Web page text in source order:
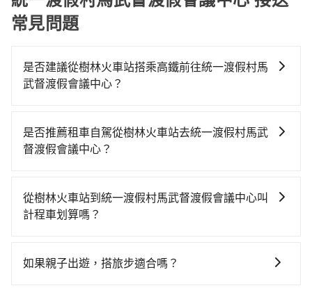
常見問題
是否建議從樹林火車站搭乘高鐵前往統一渡假村馬
武督渡假會議中心？
議中心，高鐵較貴、費時、轉車麻煩！從最早06:34一直
到23:08，板橋-新竹一天最多有61班次高鐵可搭乘。假
高鐵站後，步行進站、現場購票並於月台排隊的時間約
20分鐘，再乘坐22~26分鐘（平均25分）的高鐵從板橋
費800元後，抵達統一渡假村馬武督渡假會議中心 (新竹
是否推薦租車自駕從樹林火車站去統一渡假村馬武
督渡假會議中心？
對的時間彈性，最重要的是你當天就要來回，那在新北
路邊可隨租隨借的iRent應該是你最便宜選擇。註冊完
督渡假會議中心的花費預估為$800~1,250（金額差異來
從樹林火車站到統一渡假村馬武督渡假會議中心叫
計程車划算嗎？
灣大車隊、Uber、Line Taxi、Yoxi等，如果在路邊攔不
如果親子出遊，搭旅步適合嗎？